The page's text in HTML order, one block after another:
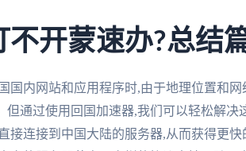
不开蒙速办?总结
国内网站和应用程序时,由于地理位置和
但通过使用回国加速器,我们可以轻松解决
接连接到中国大陆的服务器,从而获得更